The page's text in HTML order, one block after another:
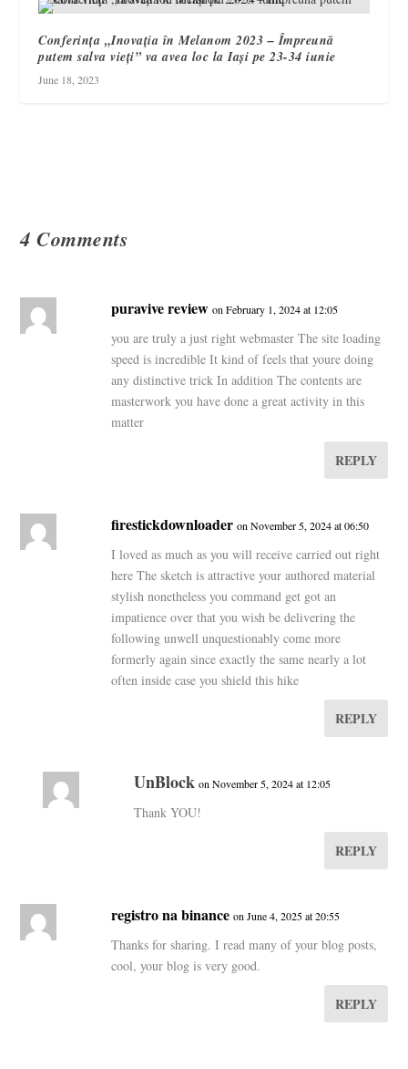
Conferința „Inovația în Melanom 2023 – Împreună
putem salva vieți” va avea loc la Iași pe 23-34 iunie
June 18, 2023
4 Comments
puravive review on February 1, 2024 at 12:05
you are truly a just right webmaster The site loading
speed is incredible It kind of feels that youre doing
any distinctive trick In addition The contents are
masterwork you have done a great activity in this
matter
REPLY
firestickdownloader on November 5, 2024 at 06:50
I loved as much as you will receive carried out right
here The sketch is attractive your authored material
stylish nonetheless you command get got an
impatience over that you wish be delivering the
following unwell unquestionably come more
formerly again since exactly the same nearly a lot
often inside case you shield this hike
REPLY
UnBlock on November 5, 2024 at 12:05
Thank YOU!
REPLY
registro na binance on June 4, 2025 at 20:55
Thanks for sharing. I read many of your blog posts,
cool, your blog is very good.
REPLY